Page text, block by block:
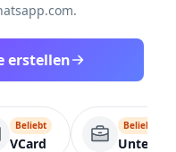
erstellen
Beliebt
VCard
Beliebt